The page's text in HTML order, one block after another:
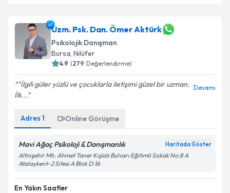
Uzm. Psk. Dan. Ömer Aktürk
Psikolojik Danışman
Bursa, Nilüfer
4.9 (279 Değerlendirme)
"İlgili güler yüzlü ve çocuklarla iletişimi güzel bir uzman.
İlk...
Devamı
Adres 1 Online Görüşme
Mavi Ağaç Psikoloji & Danışmanlık Haritada Göster
Altınşehir Mh. Ahmet Taner Kışlalı Bulvarı Eğitimli Sokak No:8 A
Atalaykent-2 Sitesi A Blok D:16
En Yakın Saatler